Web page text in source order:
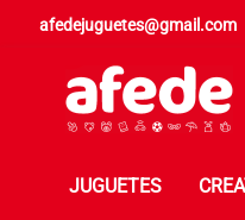
afedejuguetes@gmail.com
JUGUETES